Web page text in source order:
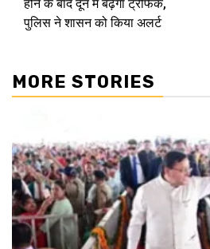
होने के बाद दून में बढ़ेगा ट्रैफिक,
पुलिस ने शासन को किया अलर्ट
MORE STORIES